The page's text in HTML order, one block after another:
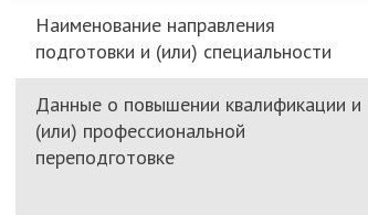
Наименование направления
подготовки и (или) специальности
Данные о повышении квалификации и
(или) профессиональной
переподготовке